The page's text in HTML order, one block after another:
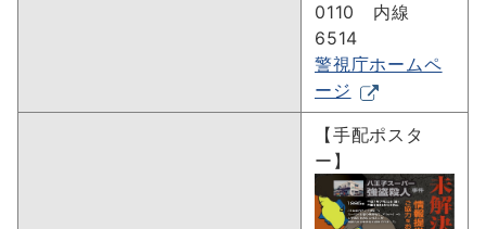
0110 内線
6514
警視庁ホームペ
ージ
【手配ポスタ
ー】